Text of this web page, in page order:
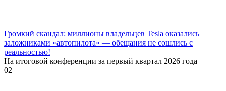
Громкий скандал: миллионы владельцев Tesla оказались
заложниками «автопилота» — обещания не сошлись с
реальностью!
На итоговой конференции за первый квартал 2026 года
02